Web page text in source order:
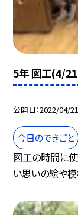
5年 図工(4/
公開日 2022/04/21
今日のできごと
図工の時間に使
い思いの絵や